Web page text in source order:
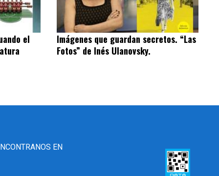
el
Imágenes que guardan secretos. “Las
Fotos” de Inés Ulanovsky.
EN